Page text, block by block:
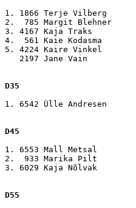
1. 1866 Terje Vilberg
2.  785 Margit Blehner
3. 4167 Kaja Traks
4.  561 Kaie Kodasma
5. 4224 Kaire Vinkel
2197 Jane Vain
D35
1. 6542 Ülle Andresen
D45
1. 6553 Mall Metsal
2.  933 Marika Pilt
3. 6029 Kaja Nõlvak
D55